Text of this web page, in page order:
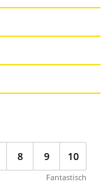
8 9 10
Fantastisch